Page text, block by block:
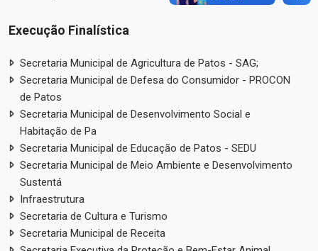
Execução Finalística
Secretaria Municipal de Agricultura de Patos - SAG;
Secretaria Municipal de Defesa do Consumidor - PROCON
de Patos
Secretaria Municipal de Desenvolvimento Social e
Habitação de Pa
Secretaria Municipal de Educação de Patos - SEDU
Secretaria Municipal de Meio Ambiente e Desenvolvimento
Sustentá
Infraestrutura
Secretaria de Cultura e Turismo
Secretaria Municipal de Receita